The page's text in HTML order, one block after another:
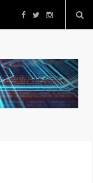
F
c
e
T
i
t
I
s
t